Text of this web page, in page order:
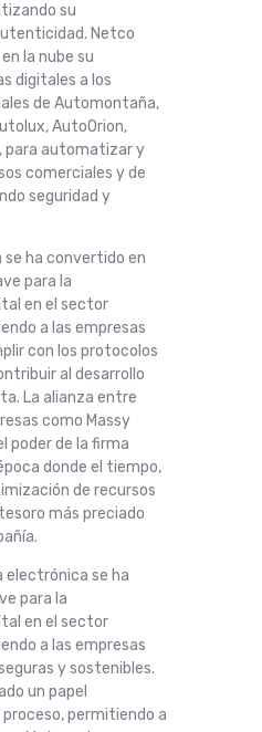
su
Netco
la nube su
digitales a los
de Automontaña,
AutoOrion,
para automatizar y
comerciales y de
seguridad y
ha convertido en
para la
en el sector
a las empresas
con los protocolos
al desarrollo
La alianza entre
como Massy
poder de la firma
donde el tiempo,
de recursos
más preciado
electrónica se ha
para la
en el sector
a las empresas
y sostenibles.
un papel
permitiendo a